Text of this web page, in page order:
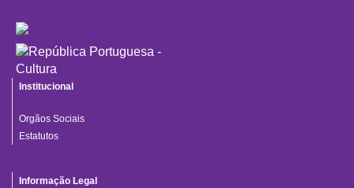
Institucional
Orgãos Sociais
Estatutos
Informação Legal